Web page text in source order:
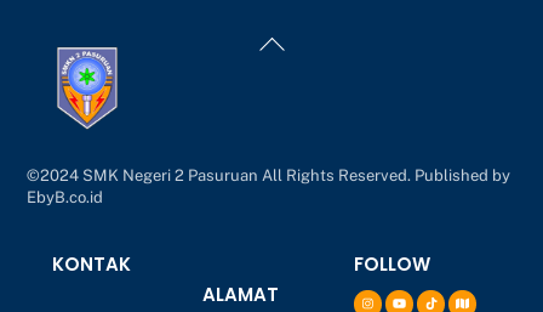
Back
To
©2024 SMK Negeri 2 Pasuruan All Rights Reserved. Published by
EbyB.co.id
KONTAK
ALAMAT
FOLLOW